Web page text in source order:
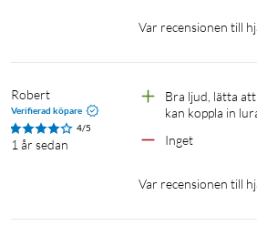
Var recensionen till
Robert
Verifierad köpare
4/5
1 år sedan
Bra ljud, lätta
kan koppla in
Inget
Var recensionen till